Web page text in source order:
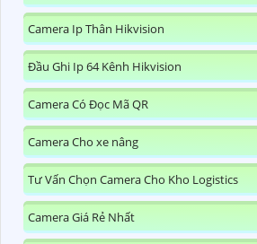
Camera Ip Thân Hikvision
Đầu Ghi Ip 64 Kênh Hikvision
Camera Có Đọc Mã QR
Camera Cho xe nâng
Tư Vấn Chọn Camera Cho Kho Logistics
Camera Giá Rẻ Nhất